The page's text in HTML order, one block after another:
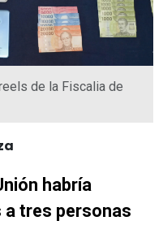
de la Fiscalia de
habría
tres personas